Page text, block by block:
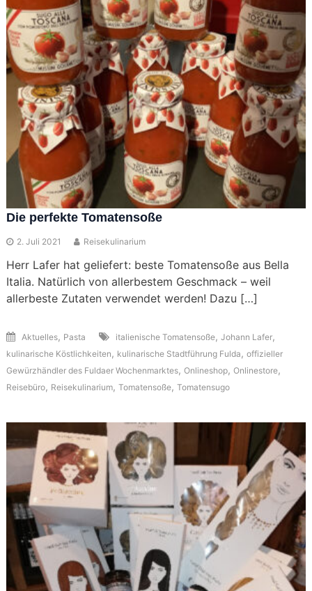
Die perfekte Tomatensoße
2. Juli 2021 Reisekulinarium
Herr Lafer hat geliefert: beste Tomatensoße aus Bella
Italia. Natürlich von allerbestem Geschmack – weil
allerbeste Zutaten verwendet werden! Dazu […]
Aktuelles, Pasta italienische Tomatensoße, Johann Lafer,
kulinarische Köstlichkeiten , kulinarische Stadtführung Fulda , offizieller
Gewürzhändler des Fuldaer Wochenmarktes, Onlineshop, Onlinestore,
Reisebüro, Reisekulinarium, Tomatensoße, Tomatensugo